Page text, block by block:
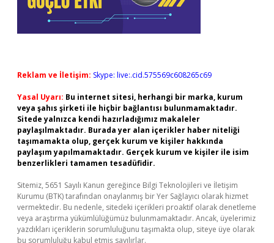
Reklam ve İletişim: Skype: live:.cid.575569c608265c69
Yasal Uyarı: Bu internet sitesi, herhangi bir marka, kurum
veya şahıs şirketi ile hiçbir bağlantısı bulunmamaktadır.
Sitede yalnızca kendi hazırladığımız makaleler
paylaşılmaktadır. Burada yer alan içerikler haber niteliği
taşımamakta olup, gerçek kurum ve kişiler hakkında
paylaşım yapılmamaktadır. Gerçek kurum ve kişiler ile isim
benzerlikleri tamamen tesadüfidir.
Sitemiz, 5651 Sayılı Kanun gereğince Bilgi Teknolojileri ve İletişim
Kurumu (BTK) tarafından onaylanmış bir Yer Sağlayıcı olarak hizmet
vermektedir. Bu nedenle, sitedeki içerikleri proaktif olarak denetleme
veya araştırma yükümlülüğümüz bulunmamaktadır. Ancak, üyelerimiz
yazdıkları içeriklerin sorumluluğunu taşımakta olup, siteye üye olarak
bu sorumluluğu kabul etmiş sayılırlar.